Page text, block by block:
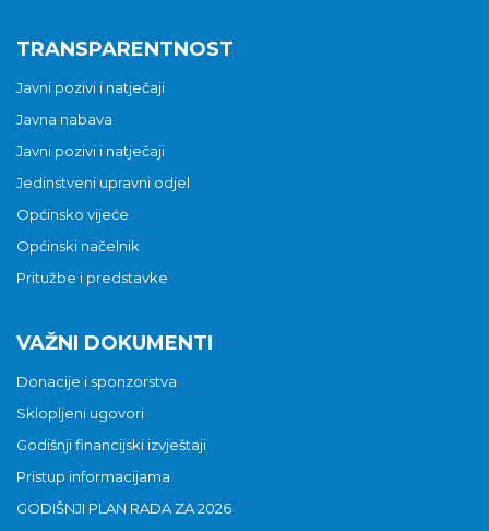
TRANSPARENTNOST
Javni pozivi i natječaji
Javna nabava
Javni pozivi i natječaji
Jedinstveni upravni odjel
Općinsko vijeće
Općinski načelnik
Pritužbe i predstavke
VAŽNI DOKUMENTI
Donacije i sponzorstva
Sklopljeni ugovori
Godišnji financijski izvještaji
Pristup informacijama
GODIŠNJI PLAN RADA ZA 2026